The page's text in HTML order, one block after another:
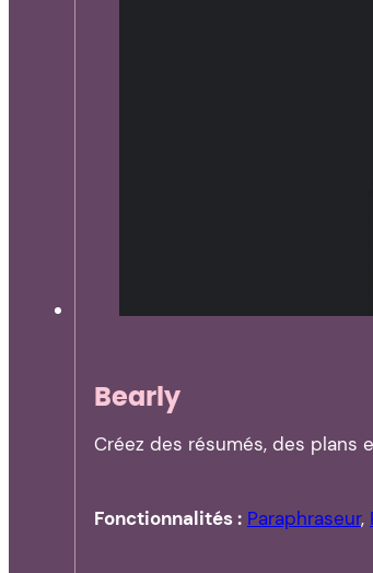
Bearly
Créez des résumés, des
Fonctionnalités : Paraphraseur,